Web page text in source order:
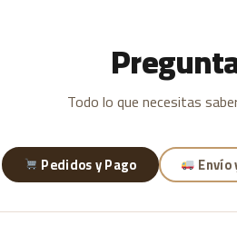
Todo lo que necesitas
Pedidos y Pago